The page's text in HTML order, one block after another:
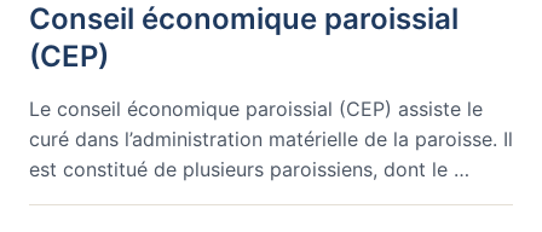
Conseil économique paroissial
(CEP)
Le conseil économique paroissial (CEP) assiste le
curé dans l’administration matérielle de la paroisse. Il
est constitué de plusieurs paroissiens, dont le …